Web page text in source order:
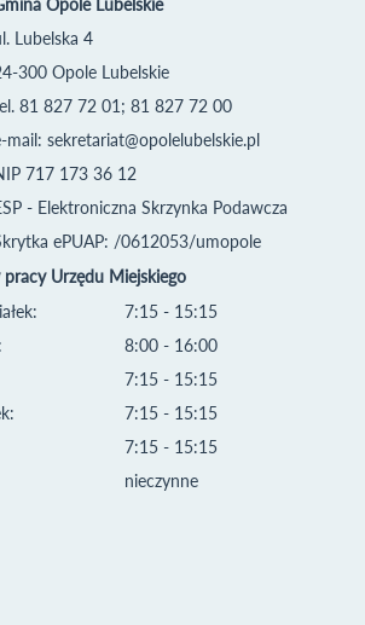
Lubelska 4
300 Opole Lubelskie
81 827 72 01; 81 827 72 00
mail: sekretariat@opolelubelskie.pl
717 173 36 12
- Elektroniczna Skrzynka Podawcza
ePUAP: /0612053/umopole
pracy Urzędu Miejskiego
7:15 - 15:15
8:00 - 16:00
7:15 - 15:15
7:15 - 15:15
7:15 - 15:15
nieczynne